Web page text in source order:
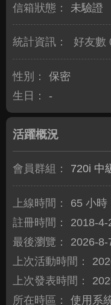
信箱狀態： 未驗證
統計資訊： 好友數
性別：
保密
生日：
-
活躍概況
會員群組： 720i 中
上線時間：
65 小時
註冊時間：
2018-4-
最後瀏覽：
2026-8-
上次活動時間：
上次發表時間：
所在時區：
使用系